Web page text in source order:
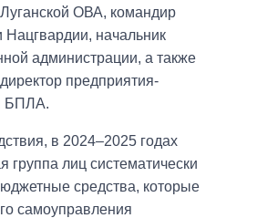
ОВА, командир
Нацгвардии, начальник
администрации, а также
предприятия-
БПЛА.
в 2024–2025 годах
группа лиц систематически
средства, которые
самоуправления